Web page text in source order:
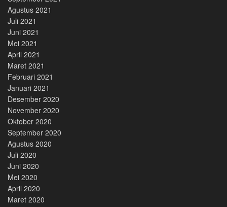
Agustus 2021
Juli 2021
Juni 2021
Mei 2021
April 2021
Maret 2021
Februari 2021
Januari 2021
Desember 2020
November 2020
Oktober 2020
September 2020
Agustus 2020
Juli 2020
Juni 2020
Mei 2020
April 2020
Maret 2020